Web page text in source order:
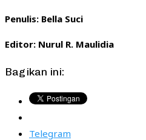
Penulis: Bella Suci
Editor: Nurul R. Maulidia
Bagikan ini:
Telegram